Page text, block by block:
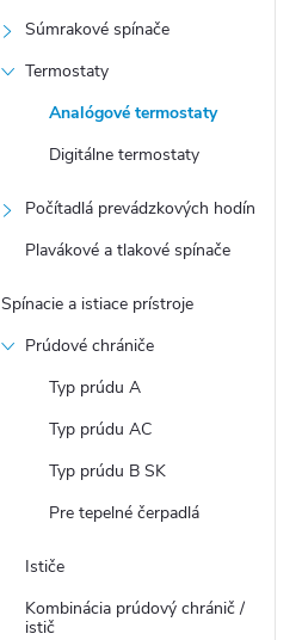
Súmrakové spínače
Termostaty
Analógové termostaty
Digitálne termostaty
Počítadlá prevádzkových hodín
Plavákové a tlakové spínače
Spínacie a istiace prístroje
Prúdové chrániče
Typ prúdu A
Typ prúdu AC
Typ prúdu B SK
Pre tepelné čerpadlá
Ističe
Kombinácia prúdový chránič /
istič